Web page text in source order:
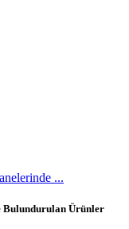
...
Bulundurulan Ürünler